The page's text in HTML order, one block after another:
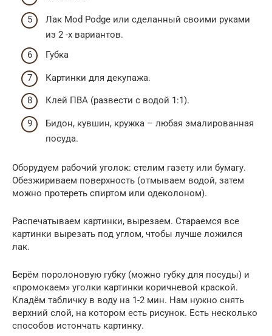
Лак Mod Podge или сделанный своими руками
из 2 -х вариантов.
Губка
Картинки для декупажа.
Клей ПВА (развести с водой 1:1).
Бидон, кувшин, кружка – любая эмалированная
посуда.
Оборудуем рабочий уголок: стелим газету или бумагу.
Обезжириваем поверхность (отмываем водой, затем
можно протереть спиртом или одеколоном).
Распечатываем картинки, вырезаем. Стараемся все
картинки вырезать под углом, чтобы лучше ложился
лак.
Берём поролоновую губку (можно губку для посуды) и
«промокаем» уголки картинки коричневой краской.
Кладём табличку в воду на 1-2 мин. Нам нужно снять
верхний слой, на котором есть рисунок. Есть несколько
способов истончать картинку.